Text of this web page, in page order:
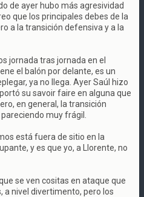
de ayer hubo más agresividad
que los principales debes de la
a la transición defensiva y a la
jornada tras jornada en el
el balón por delante, es un
ya no llega. Ayer Saúl hizo
su savoir faire en alguna que
en general, la transición
muy frágil.
está fuera de sitio en la
y es que yo, a Llorente, no
se ven cositas en ataque que
a nivel divertimento, pero los